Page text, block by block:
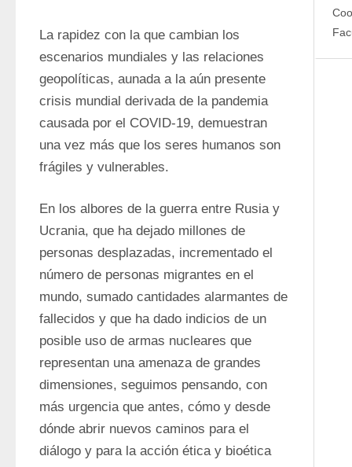
La rapidez con la que cambian los
escenarios mundiales y las relaciones
geopolíticas, aunada a la aún presente
crisis mundial derivada de la pandemia
causada por el COVID-19, demuestran
una vez más que los seres humanos son
frágiles y vulnerables.
En los albores de la guerra entre Rusia y
Ucrania, que ha dejado millones de
personas desplazadas, incrementado el
número de personas migrantes en el
mundo, sumado cantidades alarmantes de
fallecidos y que ha dado indicios de un
posible uso de armas nucleares que
representan una amenaza de grandes
dimensiones, seguimos pensando, con
más urgencia que antes, cómo y desde
dónde abrir nuevos caminos para el
diálogo y para la acción ética y bioética